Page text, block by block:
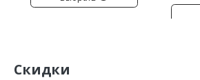
Скидки